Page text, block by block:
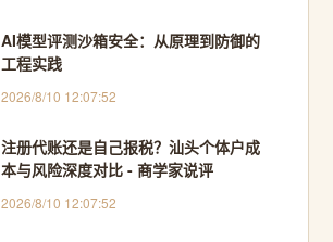
AI模型评测沙箱安全：从原理到防御的
工程实践
2026/8/10 12:07:52
注册代账还是自己报税？汕头个体户成
本与风险深度对比 - 商学家说评
2026/8/10 12:07:52